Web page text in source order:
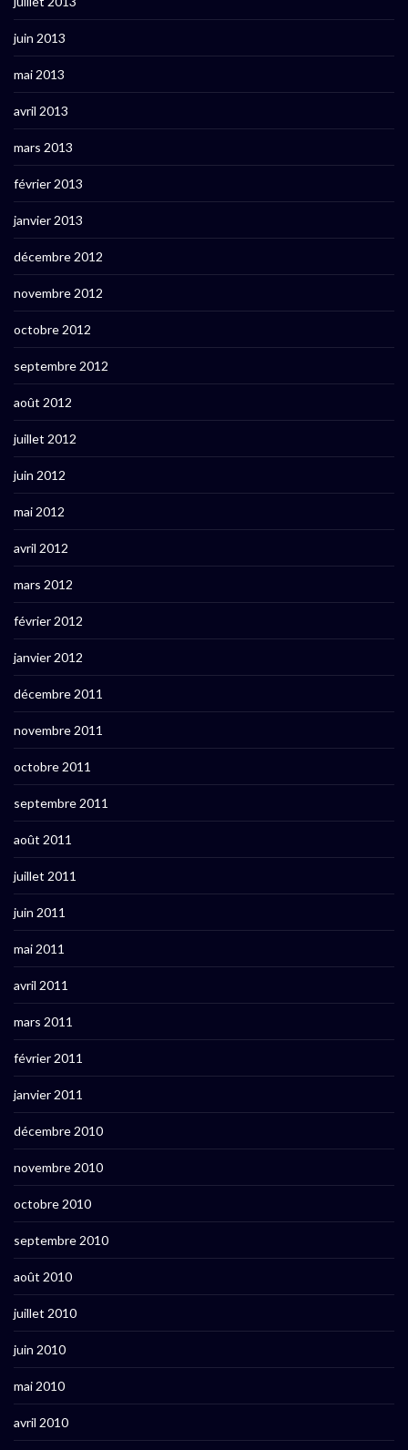
juin 2013
mai 2013
avril 2013
mars 2013
février 2013
janvier 2013
décembre 2012
novembre 2012
octobre 2012
septembre 2012
août 2012
juillet 2012
juin 2012
mai 2012
avril 2012
mars 2012
février 2012
janvier 2012
décembre 2011
novembre 2011
octobre 2011
septembre 2011
août 2011
juillet 2011
juin 2011
mai 2011
avril 2011
mars 2011
février 2011
janvier 2011
décembre 2010
novembre 2010
octobre 2010
septembre 2010
août 2010
juillet 2010
juin 2010
mai 2010
avril 2010